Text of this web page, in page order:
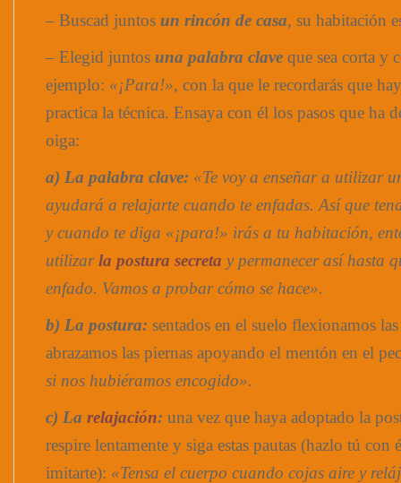
– Buscad juntos un rincón de casa, su habitación
– Elegid juntos una palabra clave que sea corta y
ejemplo: «¡Para!», con la que le recordarás que
practica la técnica. Ensaya con él los pasos que ha
oiga:
a) La palabra clave: «Te voy a enseñar a utilizar
ayudará a relajarte cuando te enfadas. Así que
y cuando te diga «¡para!» irás a tu habitación,
utilizarla postura secreta y permanecer así hasta
enfado. Vamos a probar cómo se hace».
b) La postura: sentados en el suelo flexionamos
abrazamos las piernas apoyando el mentón en el
si nos hubiéramos encogido».
c) La relajación: una vez que haya adoptado la
respire lentamente y siga estas pautas (hazlo tú con
imitarte): «Tensa el cuerpo cuando cojas aire y